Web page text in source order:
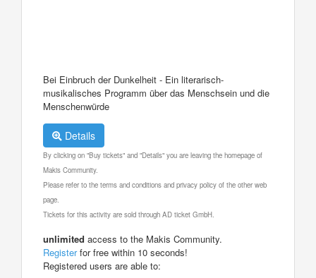
Bei Einbruch der Dunkelheit - Ein literarisch-
musikalisches Programm über das Menschsein und die
Menschenwürde
Details
By clicking on "Buy tickets" and "Details" you are leaving the homepage of
Makis Community.
Please refer to the terms and conditions and privacy policy of the other web
page.
Tickets for this activity are sold through AD ticket GmbH.
unlimited access to the Makis Community.
Registerfor free within 10 seconds!
Registered users are able to: